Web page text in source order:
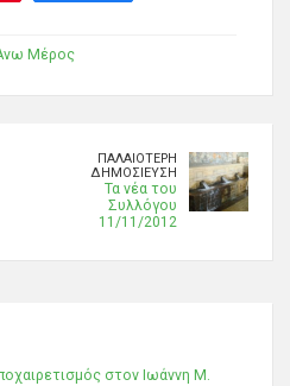
Μέρος
ΠΑΛΑΙΌΤΕΡΗ
ΔΗΜΟΣΊΕΥΣΗ
Τα νέα του
Συλλόγου
11/11/2012
στον Ιωάννη Μ.